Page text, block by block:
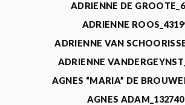
ADRIENNE DE
ADRIENNE
ADRIENNE VAN
ADRIENNE
AGNES “MARIA” DE
AGNES ADAM_132740